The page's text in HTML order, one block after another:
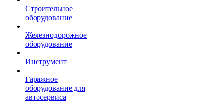
Строительное
оборудование
Железнодорожное
оборудование
Инструмент
Гаражное
оборудование для
автосервиса